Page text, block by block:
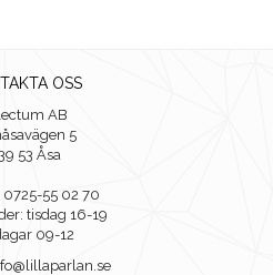
OSS
AB
5
53 Åsa
0725-55 02 70
tisdag 16-19
09-12